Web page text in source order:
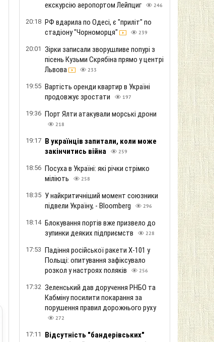
екскурсію аеропортом Лейпциг
246
20:18 РФ вдарила по Одесі, є "приліт" по
стадіону "Чорноморця"
239
20:01 Зірки записали зворушливе попурі з
пісень Кузьми Скрябіна прямо у центрі
Львова
233
19:55 Вартість оренди квартир в Україні
продовжує зростати
197
19:36 Порт Ялти атакували морські дрони
218
19:17 В українців запитали, коли може
закінчитись війна
259
18:56 Посуха в Україні: які річки стрімко
міліють
258
18:35 У найкритичніший момент союзники
підвели Україну, - Bloomberg
296
18:14 Блокування портів вже призвело до
зупинки деяких підприємств
228
17:53 Падіння російської ракети Х-101 у
Польщі: опитування зафіксувало
розкол у настроях поляків
256
17:32 Зеленський дав доручення РНБО та
Кабміну посилити покарання за
порушення правил дорожнього руху
272
17:11
Відсутність "бандерівських"